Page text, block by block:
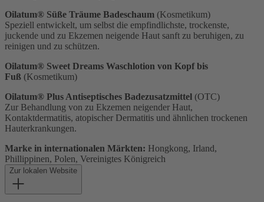
Oilatum® Süße Träume Badeschaum (Kosmetikum)
Speziell entwickelt, um selbst die empfindlichste, trockenste,
juckende und zu Ekzemen neigende Haut sanft zu beruhigen, zu
reinigen und zu schützen.
Oilatum® Sweet Dreams Waschlotion von Kopf bis
Fuß (Kosmetikum)
Oilatum® Plus Antiseptisches Badezusatzmittel (OTC)
Zur Behandlung von zu Ekzemen neigender Haut,
Kontaktdermatitis, atopischer Dermatitis und ähnlichen trockenen
Hauterkrankungen.
Marke in internationalen Märkten: Hongkong, Irland,
Phillippinen, Polen, Vereinigtes Königreich
Zur lokalen Website